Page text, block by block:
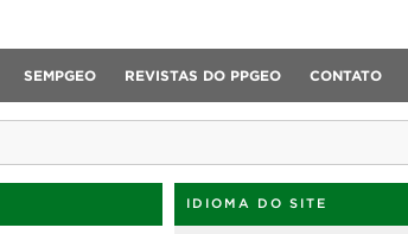
SEMPGEO REVISTAS DO PPGEO CONTATO
IDIOMA DO SITE